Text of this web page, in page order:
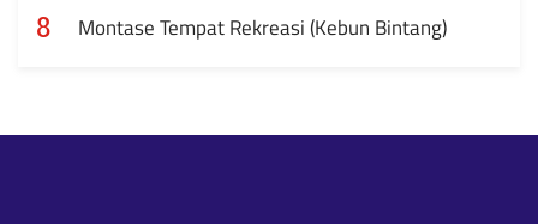
8 Montase Tempat Rekreasi (Kebun Bintang)